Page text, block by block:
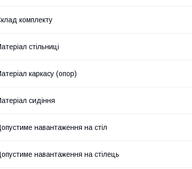
комплекту
стільниці
каркасу (опор)
сидіння
навантаження на стіл
навантаження на стілець